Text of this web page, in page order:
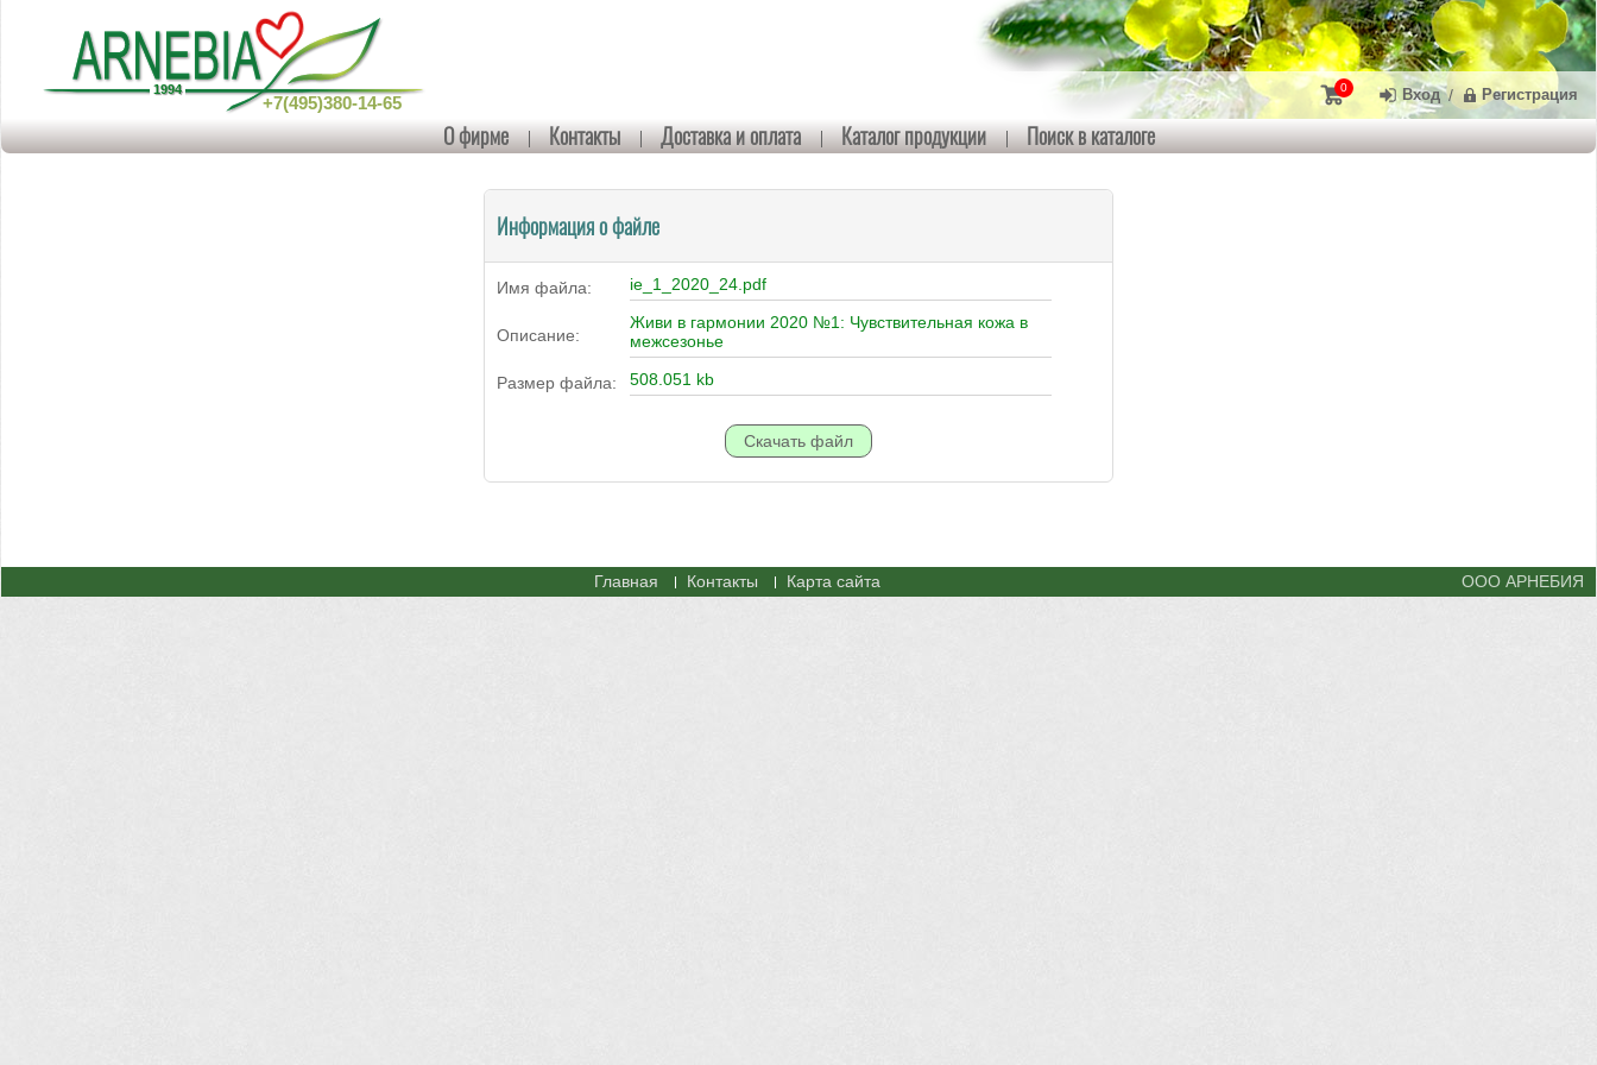
+7(495)380-14-65
О фирме Контакты Доставка и оплата Каталог продукции Поиск в каталоге
0 Вход / Регистрация
Информация о файле
Имя файла: ie_1_2020_24.pdf
Описание:
Живи в гармонии 2020 №1: Чувствительная кожа в
межсезонье
Размер файла: 508.051 kb
Главная Контакты Карта сайта ООО АРНЕБИЯ